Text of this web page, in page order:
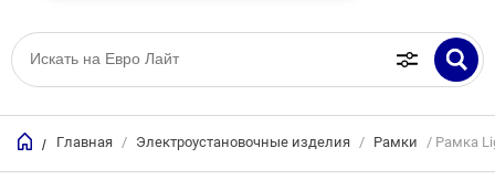
/ Главная / Электроустановочные изделия / Рамки / Рамка